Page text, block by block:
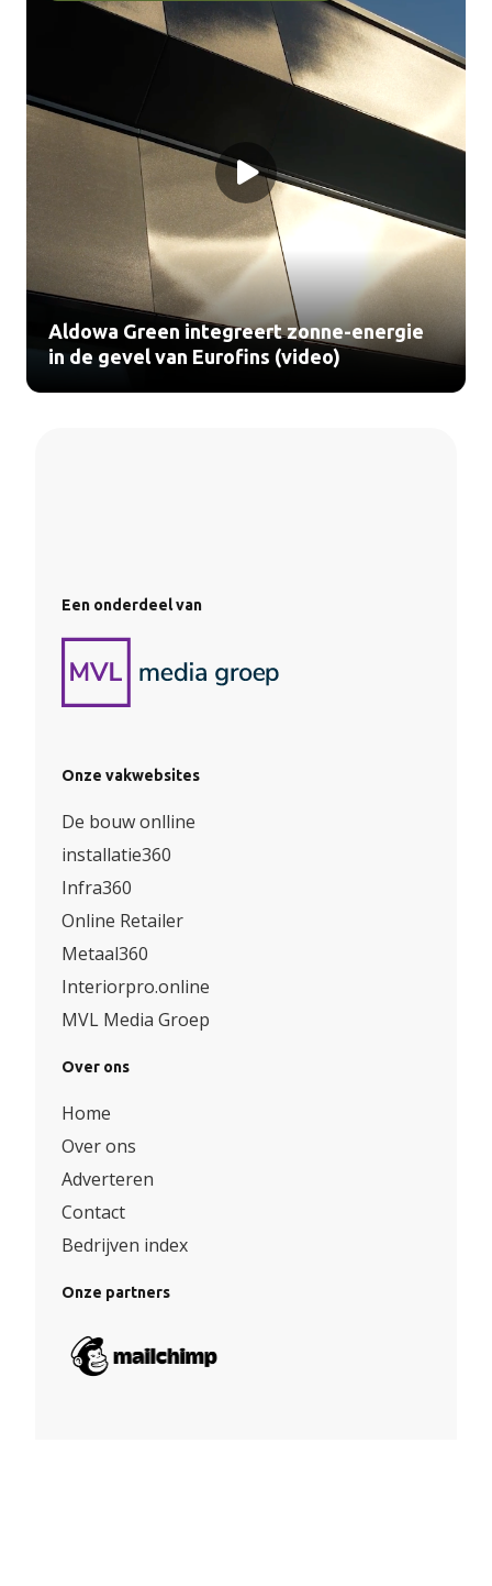
Aldowa Green integreert zonne-energie
in de gevel van Eurofins (video)
Een onderdeel van
Onze vakwebsites
De bouw onlline
installatie360
Infra360
Online Retailer
Metaal360
Interiorpro.online
MVL Media Groep
Over ons
Home
Over ons
Adverteren
Contact
Bedrijven index
Onze partners